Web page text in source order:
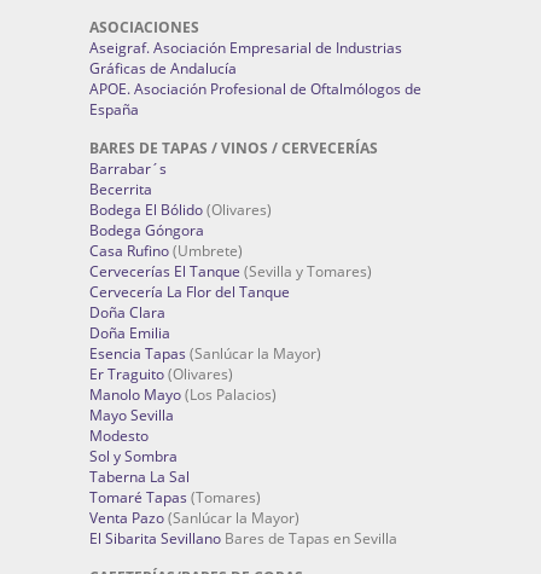
ASOCIACIONES
Aseigraf. Asociación Empresarial de Industrias
Gráficas de Andalucía
APOE. Asociación Profesional de Oftalmólogos de
España
BARES DE TAPAS / VINOS / CERVECERÍAS
Barrabar´s
Becerrita
Bodega El Bólido(Olivares)
Bodega Góngora
Casa Rufino(Umbrete)
Cervecerías El Tanque (Sevilla y Tomares)
Cervecería La Flor del Tanque
Doña Clara
Doña Emilia
Esencia Tapas (Sanlúcar la Mayor)
Er Traguito(Olivares)
Manolo Mayo(Los Palacios)
Mayo Sevilla
Modesto
Sol y Sombra
Taberna La Sal
Tomaré Tapas (Tomares)
Venta Pazo(Sanlúcar la Mayor)
El Sibarita Sevillano Bares de Tapas en Sevilla